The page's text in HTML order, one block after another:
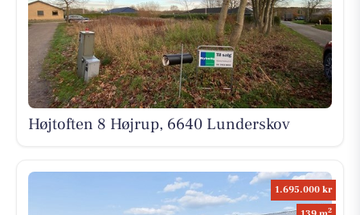
Højtoften 8 Højrup, 6640 Lunderskov
1.695.000 kr
2